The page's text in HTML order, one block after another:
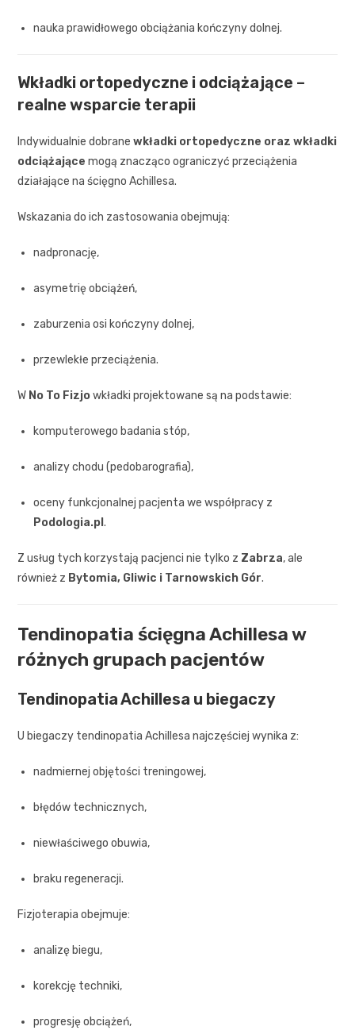
nauka prawidłowego obciążania kończyny dolnej.
Wkładki ortopedyczne i odciążające –
realne wsparcie terapii
Indywidualnie dobranewkładki ortopedyczne oraz wkładki
odciążające mogą znacząco ograniczyć przeciążenia
działające na ścięgno Achillesa.
Wskazania do ich zastosowania obejmują:
nadpronację,
asymetrię obciążeń,
zaburzenia osi kończyny dolnej,
przewlekłe przeciążenia.
W No To Fizjowkładki projektowane są na podstawie:
komputerowego badania stóp,
analizy chodu (pedobarografia),
oceny funkcjonalnej pacjenta we współpracy z
Podologia.pl.
Z usług tych korzystają pacjenci nie tylko z Zabrza, ale
również z Bytomia, Gliwic i Tarnowskich Gór.
Tendinopatia ścięgna Achillesa w
różnych grupach pacjentów
Tendinopatia Achillesa u biegaczy
U biegaczy tendinopatia Achillesa najczęściej wynika z:
nadmiernej objętości treningowej,
błędów technicznych,
niewłaściwego obuwia,
braku regeneracji.
Fizjoterapia obejmuje:
analizę biegu,
korekcję techniki,
progresję obciążeń,